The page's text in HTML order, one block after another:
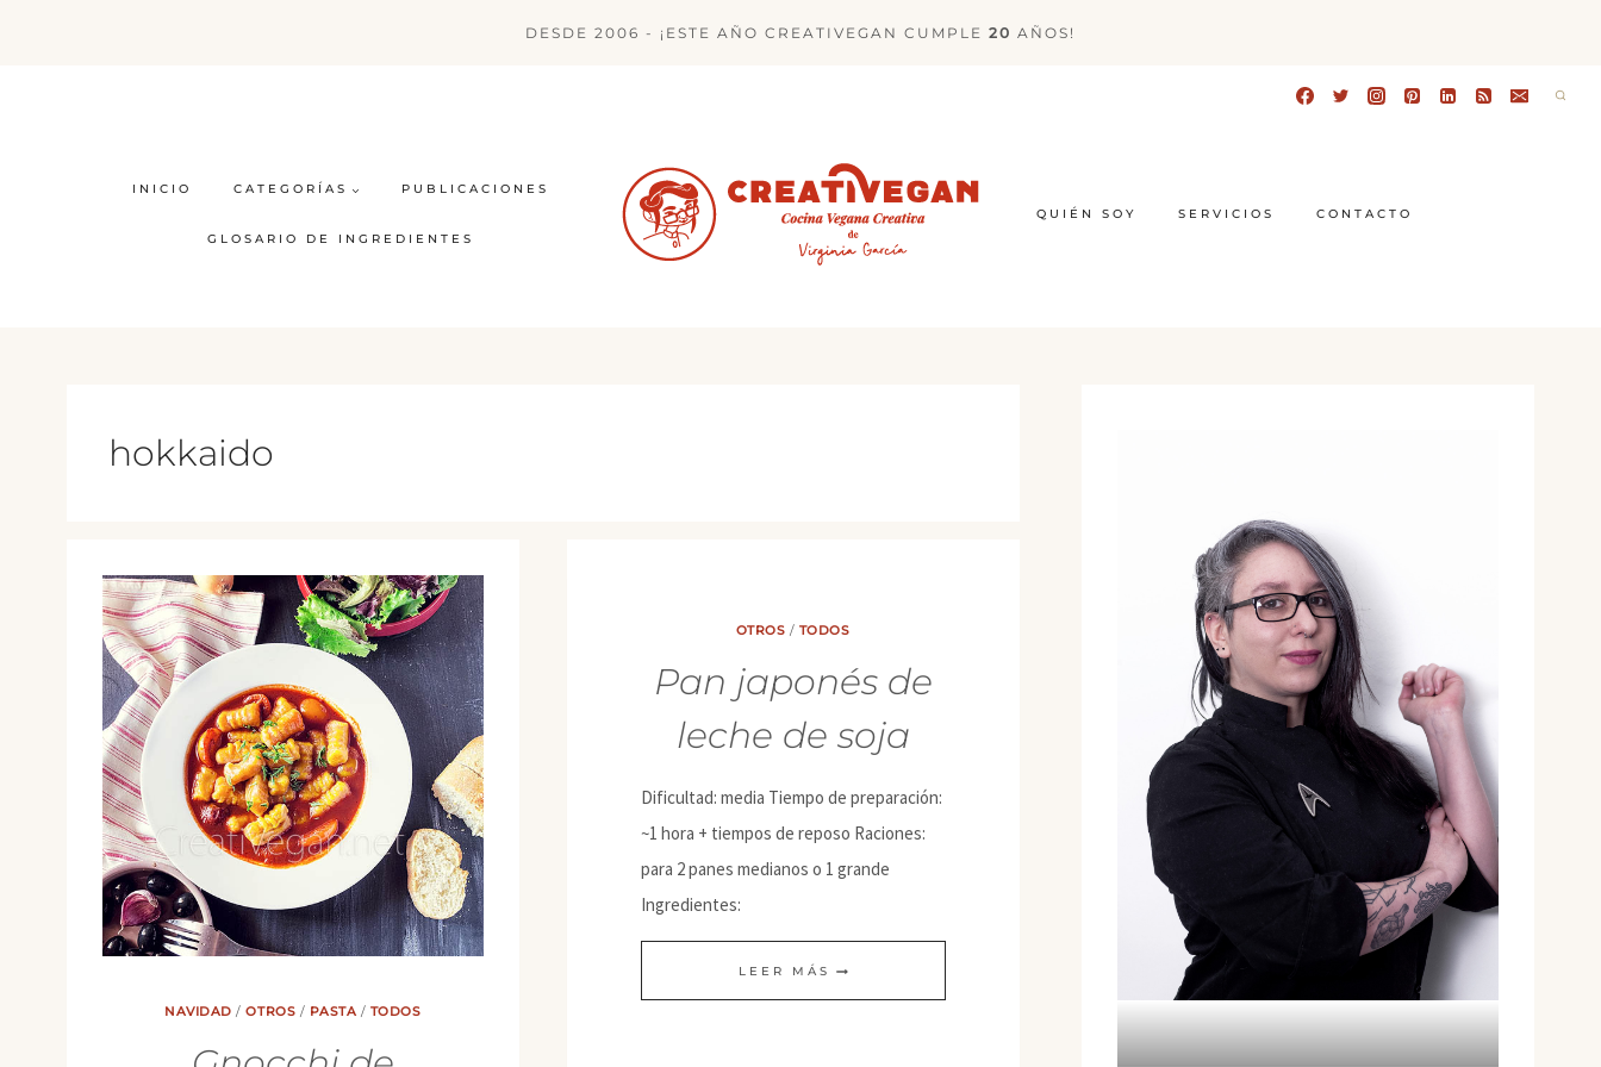
DESDE 2006 - ¡ESTE AÑO CREATIVEGAN CUMPLE 20 AÑOS!
INICIO CATEGORÍAS PUBLICACIONES
GLOSARIO DE INGREDIENTES
QUIÉN SOY SERVICIOS CONTACTO
hokkaido
NAVIDAD /OTROS / PASTA / TODOS
OTROS / TODOS
Pan japonés de
leche de soja
Dificultad: media Tiempo de preparación:
~1 hora + tiempos de reposo Raciones:
para 2 panes medianos o 1 grande
Ingredientes:
LEER MÁS PAN
JAPONÉS